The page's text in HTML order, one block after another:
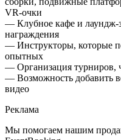
VR-очки
— Клубное кафе и лаундж-
награждения
— Инструкторы, которые
опытных
— Организация турниров,
— Возможность добавить
видео
Реклама
Мы помогаем нашим